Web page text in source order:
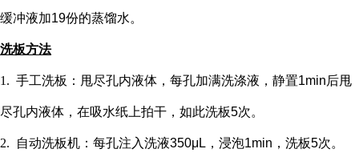
缓冲液加19份的蒸馏水。
洗板方法
1. 手工洗板：甩尽孔内液体，每孔加满洗涤液，静置1min后甩
尽孔内液体，在吸水纸上拍干，如此洗板5次。
2. 自动洗板机：每孔注入洗液350μL，浸泡1min，洗板5次。